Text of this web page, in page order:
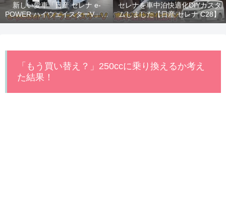
新しい愛車「日産 セレナ e-
POWER ハイウェイスターV」納
車！
セレナを車中泊快適化DIYカスタ
ムしました【日産 セレナ C28】
「もう買い替え？」250ccに乗り換えるか考え
た結果！